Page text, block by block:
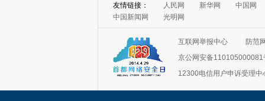
友情链接： 人民网 新华网
中国网
中国新闻网
光明网
互联网举报中心
防范
京公网安备110105000081
12300电信用户申诉受理中